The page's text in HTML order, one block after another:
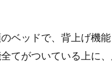
ベッドで、背上げ機
てがついている上に